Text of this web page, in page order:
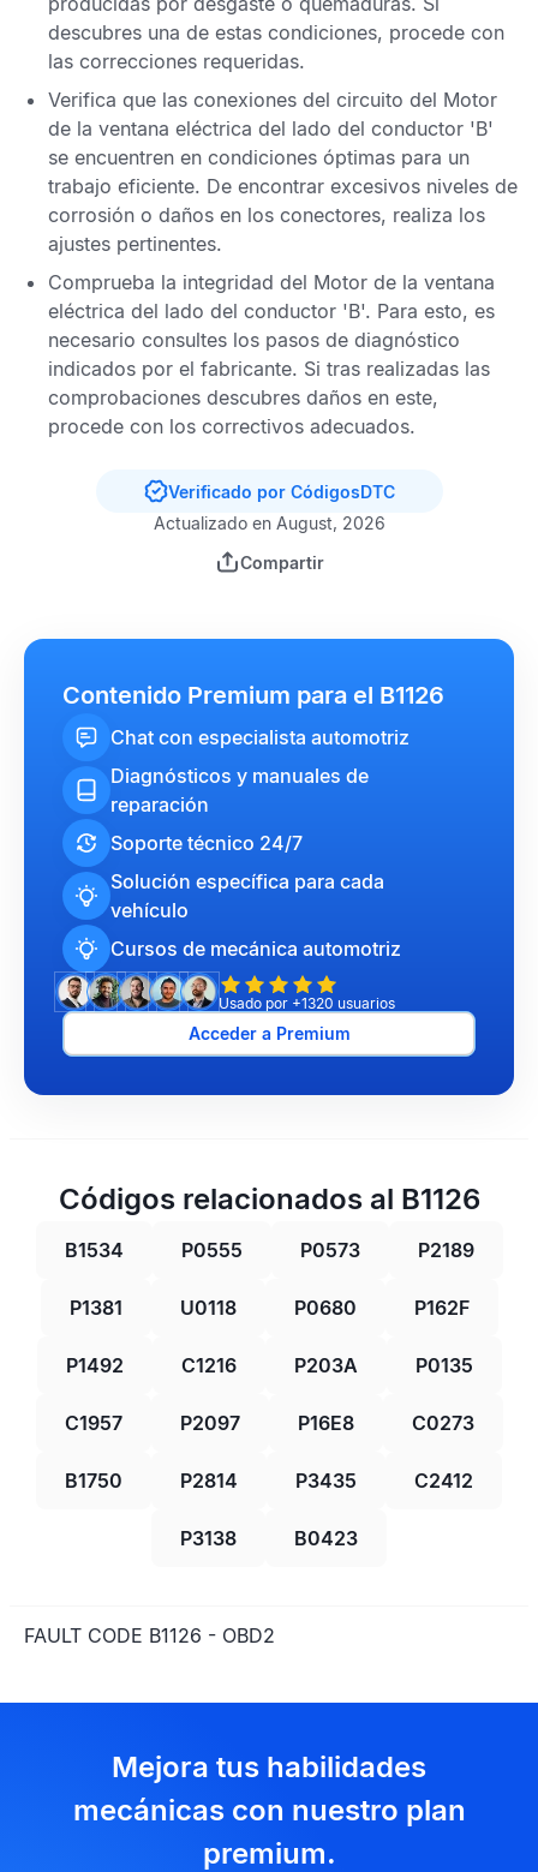
descubres una de estas condiciones, procede con
las correcciones requeridas.
Verifica que las conexiones del circuito del Motor
de la ventana eléctrica del lado del conductor 'B'
se encuentren en condiciones óptimas para un
trabajo eficiente. De encontrar excesivos niveles de
corrosión o daños en los conectores, realiza los
ajustes pertinentes.
Comprueba la integridad del Motor de la ventana
eléctrica del lado del conductor 'B'. Para esto, es
necesario consultes los pasos de diagnóstico
indicados por el fabricante. Si tras realizadas las
comprobaciones descubres daños en este,
procede con los correctivos adecuados.
Verificado por CódigosDTC
Actualizado en August, 2026
Compartir
Contenido Premium para el B1126
Chat con especialista automotriz
Diagnósticos y manuales de
reparación
Soporte técnico 24/7
Solución específica para cada
vehículo
Cursos de mecánica automotriz
Usado por +1320 usuarios
Acceder a Premium
Códigos relacionados al B1126
B1534 P0555 P0573 P2189
P1381 U0118 P0680 P162F
P1492 C1216 P203A P0135
C1957 P2097 P16E8 C0273
B1750 P2814 P3435 C2412
P3138 B0423
FAULT CODE B1126 - OBD2
Mejora tus habilidades
mecánicas con nuestro plan
premium.